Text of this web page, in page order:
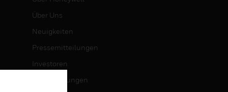
Über Uns
Neuigkeiten
Pressemitteilungen
Investoren
Veranstaltungen